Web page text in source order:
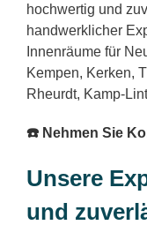
hochwertig und
handwerklicher
Innenräume für
Kempen, Kerken,
Rheurdt, Kamp-
☎️ Nehmen Sie
Unsere
und